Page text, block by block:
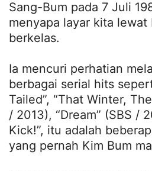
Sang-Bum pada 7 Juli
menyapa layar kita lewat
berkelas.
Ia mencuri perhatian
berbagai serial hits
Tailed”, “That Winter,
/ 2013), “Dream” (SBS /
Kick!”, itu adalah
yang pernah Kim Bum